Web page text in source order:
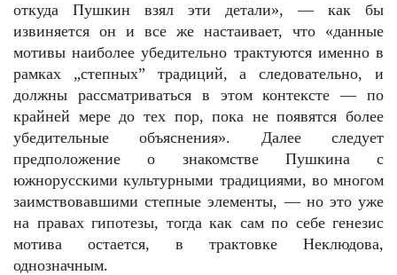
откуда Пушкин взял эти детали», — как бы
извиняется он и все же настаивает, что «данные
мотивы наиболее убедительно трактуются именно в
рамках „степных” традиций, а следовательно, и
должны рассматриваться в этом контексте — по
крайней мере до тех пор, пока не появятся более
убедительные объяснения». Далее следует
предположение о знакомстве Пушкина с
южнорусскими культурными традициями, во многом
заимствовавшими степные элементы, — но это уже
на правах гипотезы, тогда как сам по себе генезис
мотива остается, в трактовке Неклюдова,
однозначным.